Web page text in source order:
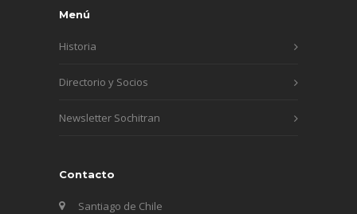
Menú
Historia
Directorio y Socios
Newsletter Sochitran
Contacto
Santiago de Chile